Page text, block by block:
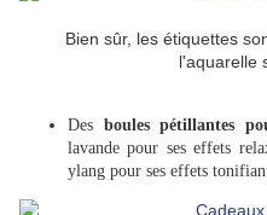
Bien sûr, les étiquettes
l'aquarelle
Des boules pétillantes
lavande pour ses effets
ylang pour ses effets